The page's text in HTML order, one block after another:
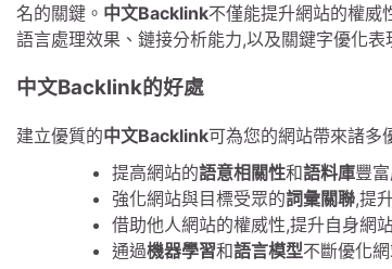
名的關鍵。 中文Backlink不僅能提升網站的權威
語言處理效果、鏈接分析能力,以及關鍵字優化表
中文Backlink的好處
建立優質的中文Backlink可為您的網站帶來諸多
提高網站的語意相關性和語料庫豐
強化網站與目標受眾的詞彙關聯,提
借助他人網站的權威性,提升自身網
通過機器學習和語言模型不斷優化